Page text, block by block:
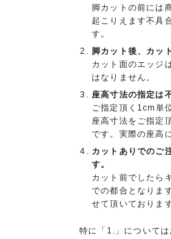
脚カットの前には
起こりえます不具
す。
脚カット後、カッ
カット面のエッジ
はなりません。
座高寸法の指定は
ご指定頂く1cm単
座高寸法をご指定
です。実際の座高
カットありでのご
す。
カット前でしたら
での都合となりま
せて頂いておりま
特に「1.」について